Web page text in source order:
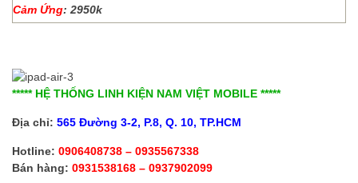
Cảm Ứng: 2950k
***** HỆ THỐNG LINH KIỆN NAM VIỆT MOBILE *****
Địa chỉ: 565 Đường 3-2, P.8, Q. 10, TP.HCM
Hotline: 0906408738 – 0935567338
Bán hàng: 0931538168 – 0937902099